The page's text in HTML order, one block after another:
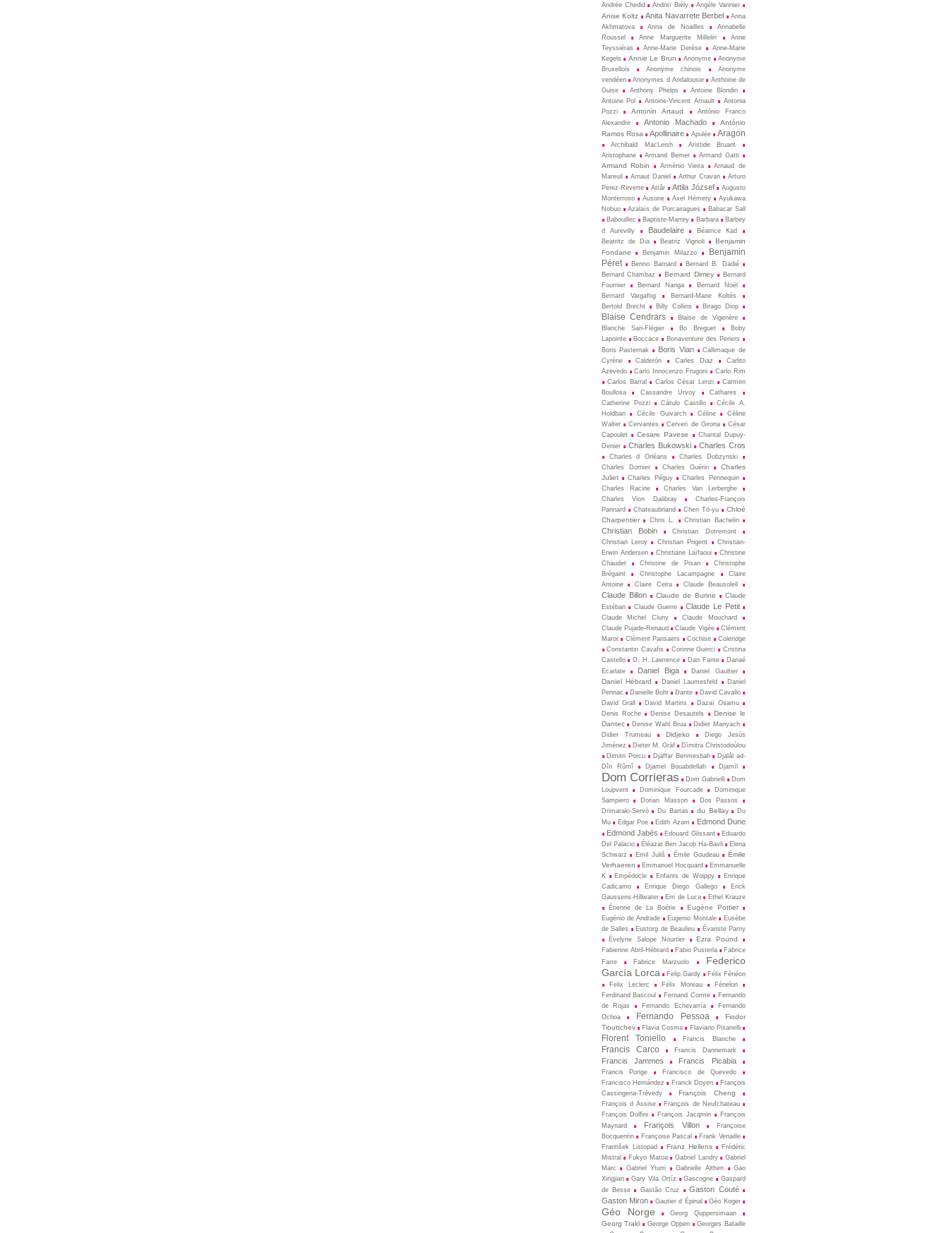
Andrée Chedid
Andreï Biély Angèle Vannier
Anise Koltz Anita Navarrete Berbel
Anna
Akhmatova
Anna de Noailles
Annabelle
Roussel
Anne Marguerite Milleliri
Anne
Teyssiéras
Anne-Marie Derèse
Anne-Marie
Kegels
Annie Le Brun Anonyme
Anonyme
Bruxellois
Anonyme chinois
Anonyme
vendéen
Anonymes d Andalousie
Anthoine de
Guise
Anthony Phelps
Antoine Blondin
Antoine Pol
Antoine-Vincent Arnault
Antonia
Pozzi
Antonin Artaud
António Franco
Alexandre
Antonio Machado
António
Ramos Rosa
Apollinaire Apulée Aragon
Archibald MacLeish
Aristide Bruant
Aristophane
Armand Bemer Armand Gatti
Armand Robin Arménio Vieira
Arnaud de
Mareuil
Arnaut Daniel Arthur Cravan
Arturo
Perez-Reverte
Attâr Attila József
Augusto
Monterroso
Ausone Axel Hémery
Ayukawa
Nobuo
Azalaïs de Porcairagues
Babacar Sall
Babouillec
Baptiste-Marrey Barbara
Barbey
d Aurevilly
Baudelaire
Béatrice Kad
Beatritz de Dia
Beatriz Vignoli
Benjamin
Fondane
Benjamin Milazzo
Benjamin
Péret
Benno Barnard
Bernard B. Dadié
Bernard Chambaz
Bernard Dimey
Bernard
Fournier
Bernard Nanga
Bernard Noël
Bernard Vargaftig
Bernard-Marie Koltès
Bertold Brecht
Billy Collins Birago Diop
Blaise Cendrars
Blaise de Vigenère
Blanche Sari-Flégier
Bo Breguet
Boby
Lapointe
Boccace
Bonaventure des Periers
Boris Pasternak
Boris Vian
Callimaque de
Cyrène
Cal­derón Carles Diaz
Carlito
Azevedo
Carlo Innocenzo Frugoni
Carlo Rim
Carlos Barral
Carlos César Lenzi
Carmen
Boullosa
Cassandre Urvoy
Cathares
Catherine Pozzi
Cátulo Castillo
Cécile A.
Holdban
Cécile Guivarch Céline
Céline
Walter
Cervantes Cerveri de Girona
César
Capoulet
Cesare Pavese
Chantal Dupuy-
Denier
Charles Bukowski Charles Cros
Charles d Orléans
Charles Dobzynski
Charles Dornier
Charles Guérin
Charles
Juliet
Charles Péguy
Charles Pennequin
Charles Racine
Charles Van Lerberghe
Charles Vion Dalibray
Charles-François
Pannard
Chateaubriand Chen Tö-yu
Chloé
Charpentier
Chris L. Christian Bachelin
Christian Bobin
Christian Dotremont
Christian Leroy
Christian Prigent
Christian-
Erwin Andersen
Christiane Laïfaoui
Christine
Chaudet
Christine de Pisan
Christophe
Brégaint
Christophe Lacampagne
Claire
Antoine
Claire Ceira Claude Beausoleil
Claude Billon Claude de Burine
Claude
Estéban
Claude Guerre Claude Le Petit
Claude Michel Cluny
Claude Mouchard
Claude Pujade-Renaud
Claude Vigée
Clément
Marot
Clément Pansaers Cochise
Coleridge
Constantin Cavafis
Corinne Guerci
Cristina
Castello
D. H. Lawrence Dan Fante
Danaé
Ecarlate
Daniel Biga Daniel Gaultier
Daniel Hébrard Daniel Laumesfeld
Daniel
Pennac
Danielle Bohr Dante
David Cavallo
David Grall
David Martins
Dazaï Osamu
Denis Roche
Denise Desautels
Denise le
Dantec
Denise Wahl Brua
Didier Manyach
Didier Trumeau
Didjeko
Diego Jesús
Jiménez
Dieter M. Gräf
Dìmitra Christodoùlou
Dimitri Porcu
Djaffar Benmesbah
Djalâl ad-
Dîn Rûmî
Djamel Bouabdellah Djamīl
Dom Corrieras Dom Gabrielli
Dom
Loupvent
Dominique Fourcade
Dominique
Sampiero
Dorian Masson
Dos Passos
Drimaraki-Servò
Du Bartas du Bellay
Du
Mu
Edgar Poe Edith Azam
Edmond Dune
Edmond Jabès
Edouard Glissant
Eduardo
Del Palacio
Éléazar Ben Jacob Ha-Bavli
Elena
Schwarz
Emil Juliš Émile Goudeau
Émile
Verhaeren
Emmanuel Hocquard
Emmanuelle
K
Empédocle Enfants de Woippy
Enrique
Cadicamo
Enrique Diego Gallego
Erick
Gaussens-Hillwater
Erri de Luca
Ethel Krauze
Étienne de La Boétie
Eugène Pottier
Eugénio de Andrade Eugenio Montale
Eusèbe
de Salles
Eustorg de Beaulieu
Évariste Parny
Évelyne Salope Nourtier
Ezra Pound
Fabienne Abril-Hébrard Fabio Pusterla
Fabrice
Farre
Fabrice Marzuolo
Federico
García Lorca
Felip Gardy
Félix Fénéon
Felix Leclerc
Félix Moreau
Fénelon
Ferdinand Bascoul
Fernand Comte
Fernando
de Rojas
Fernando Echevarría
Fernando
Ochoa
Fernando Pessoa
Fiodor
Tiouttchev
Flavia Cosma Flaviano Pisanelli
Florent Toniello Francis Blanche
Francis Carco Francis Dannemark
Francis Jammes Francis Picabia
Francis Ponge
Francisco de Quevedo
Francisco Hernández
Franck Doyen
François
Cassingena-Trévedy
François Cheng
François d Assise
François de Neufchateau
François Dolfini
François Jacqmin
François
Maynard
François Villon
Françoise
Bocquentin
Françoise Pascal
Frank Venaille
František Listopad
Franz Hellens
Frédéric
Mistral
Fukyo Matoa Gabriel Landry
Gabriel
Marc
Gabriel Yturri Gabrielle Althen
Gao
Xingjian
Gary Vila Ortíz Gascogne
Gaspard
de Besse
Gastão Cruz
Gaston Couté
Gaston Miron
Gautier d Épinal Géo Koger
Géo Norge Georg Quppersimaan
Georg Trakl George Oppen
Georges Bataille